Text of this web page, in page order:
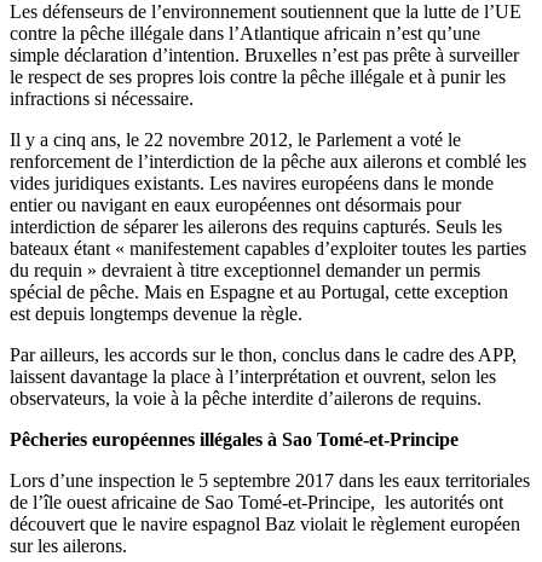
Les défenseurs de l’environnement soutiennent que la lutte de l’UE
contre la pêche illégale dans l’Atlantique africain n’est qu’une
simple déclaration d’intention. Bruxelles n’est pas prête à surveiller
le respect de ses propres lois contre la pêche illégale et à punir les
infractions si nécessaire.
Il y a cinq ans, le 22 novembre 2012, le Parlement a voté le
renforcement de l’interdiction de la pêche aux ailerons et comblé les
vides juridiques existants. Les navires européens dans le monde
entier ou navigant en eaux européennes ont désormais pour
interdiction de séparer les ailerons des requins capturés. Seuls les
bateaux étant « manifestement capables d’exploiter toutes les parties
du requin » devraient à titre exceptionnel demander un permis
spécial de pêche. Mais en Espagne et au Portugal, cette exception
est depuis longtemps devenue la règle.
Par ailleurs, les accords sur le thon, conclus dans le cadre des APP,
laissent davantage la place à l’interprétation et ouvrent, selon les
observateurs, la voie à la pêche interdite d’ailerons de requins.
Pêcheries européennes illégales à Sao Tomé-et-Principe
Lors d’une inspection le 5 septembre 2017 dans les eaux territoriales
de l’île ouest africaine de Sao Tomé-et-Principe, les autorités ont
découvert que le navire espagnol Baz violait le règlement européen
sur les ailerons.